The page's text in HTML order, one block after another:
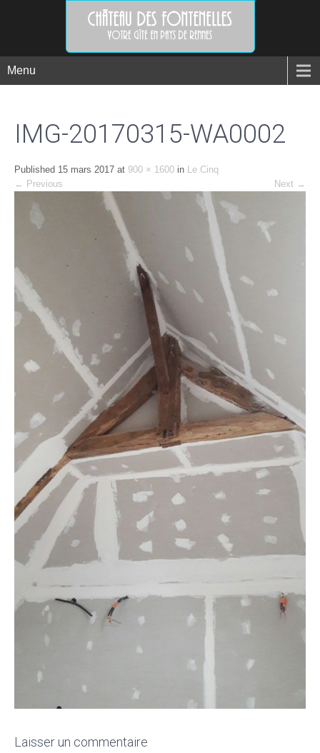
Menu
IMG-20170315-WA0002
Published 15 mars 2017 at 900 × 1600 in Le Cinq
← Previous Next →
Laisser un commentaire